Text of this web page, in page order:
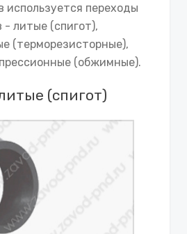
используется переходы
- литые (спигот),
(терморезисторные),
(обжимные).
(спигот)